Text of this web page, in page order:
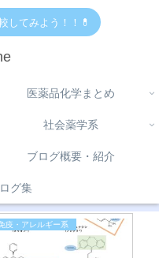
してみよう！！💊
医薬品化学まとめ
社会薬学系
ブログ概要・紹介
グ集
疫・アレルギー系